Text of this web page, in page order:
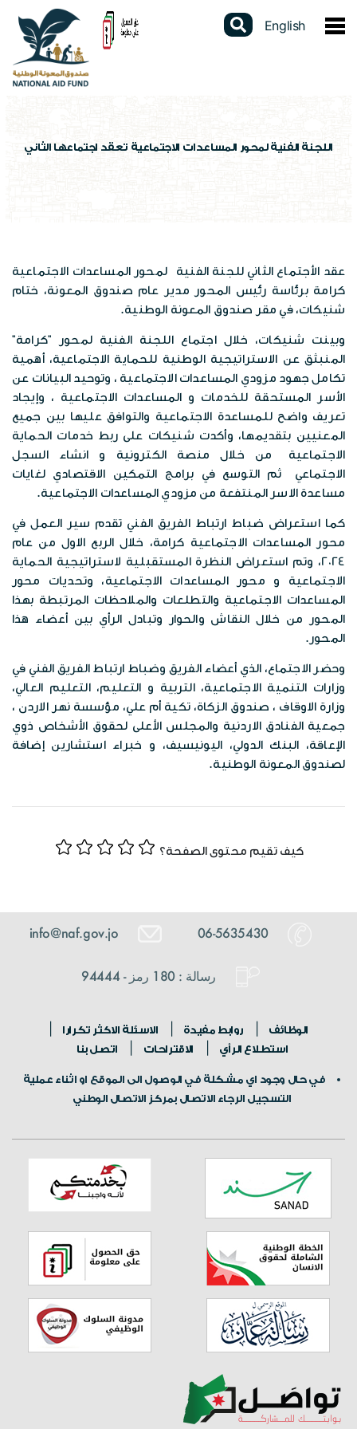
برامج الصندوق
مكاتب الصندوق
الخطط الاستراتيجية
الشركاء الاستراتيجين
مبادرات الصندوق
اتصل بنا
دليل الخدمات
شهادة لمن يهمه الأمر
فتح محفظة الكترونية
المشاركات الالكترونية
الشكاوى الإلكترونية
تقييم الخدمة
الإستبيانات
دراسات وابحاث
احصاءات وبيانات
الخرائط الرقمية
موزانة صندوق المعونة الوطنية
تقارير مدقق الحسابات الختامية
عن السجل
المركز الاعلامي
الفعاليات
البوم الصور
المكتبة المرئية
المواد الاعلامية
النشرات المعرفية
بروشورات
العطاءات
وظائف شاغرة
English
اللجنة الفنية لمحور المساعدات الاجتماعية تعقد اجتماعها الثاني
عقد الأجتماع الثاني للجنة الفنية لمحور المساعدات الاجتماعية
كرامة برئاسة رئيس المحور مدير عام صندوق المعونة، ختام
شنيكات، في مقر صندوق المعونة الوطنية.
وبينت شنيكات، خلال اجتماع اللجنة الفنية لمحور "كرامة"
المنبثق عن الاستراتيجية الوطنية للحماية الاجتماعية، أهمية
تكامل جهود مزودي المساعدات الاجتماعية ، وتوحيد البيانات عن
الأسر المستحقة للخدمات و المساعدات الاجتماعية ، وإيجاد
تعريف واضح للمساعدة الاجتماعية والتوافق عليها بين جميع
المعنيين بتقديمها، وأكدت شنيكات على ربط خدمات الحماية
الاجتماعية من خلال منصة الكترونية و انشاء السجل
الاجتماعي ثم التوسع في برامج التمكين الاقتصادي لغايات
مساعدة الاسر المنتفعة من مزودي المساعدات الاجتماعية.
كما استعراض ضباط ارتباط الفريق الفني تقدم سير العمل في
محور المساعدات الاجتماعية كرامة، خلال الربع الاول من عام
2024، وتم استعراض النظرة المستقبلية لاستراتيجية الحماية
الاجتماعية و محور المساعدات الاجتماعية، وتحديات محور
المساعدات الاجتماعية والتطلعات والملاحظات المرتبطة بهذا
المحور من خلال النقاش والحوار وتبادل الرأي بين أعضاء هذا
المحور.
وحضر الاجتماع، الذي أعضاء الفريق وضباط ارتباط الفريق الفني في
وزارات التنمية الاجتماعية، التربية و التعليم، التعليم العالي،
وزارة الاوقاف ، صندوق الزكاة، تكية أم علي، مؤسسة نهر الاردن ،
جمعية الفنادق الاردنية والمجلس الأعلى لحقوق الأشخاص ذوي
الإعاقة، البنك الدولي، اليونيسيف، و خبراء استشارين إضافة
لصندوق المعونة الوطنية.
كيف تقيم محتوى الصفحة؟
06-5635430
رسالة : 180 رمز - 94444
الوظائف روابط مفيدة
الاسئلة الاكثر تكرارا
استطلاع الرأي
الاقتراحات اتصل بنا
في حال وجود اي مشكلة في الوصول الى الموقع او اثناء عملية
التسجيل الرجاء الاتصال بمركز الاتصال الوطني